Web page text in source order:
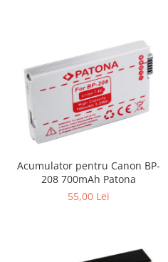
Acumulator pentru Canon BP-
208 700mAh Patona
55,00 Lei